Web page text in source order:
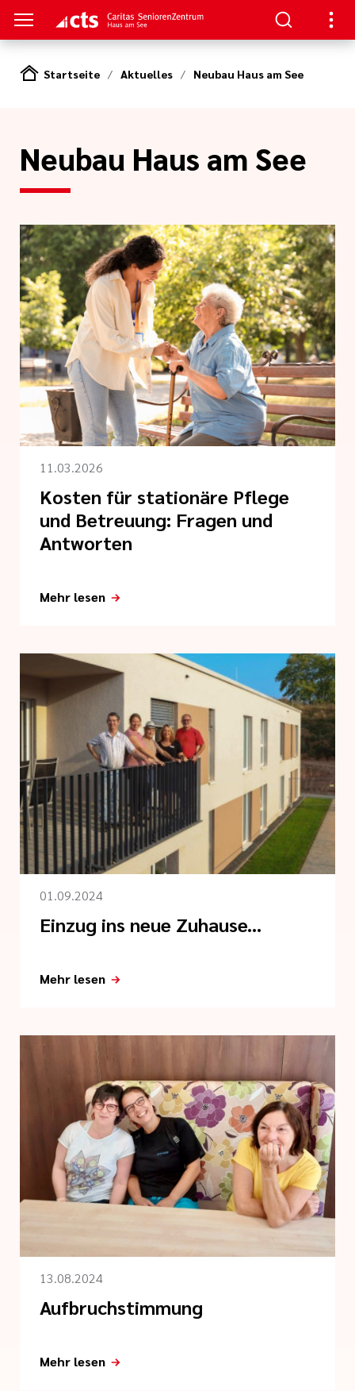
Arbeit
II
Pflege
Preislisten
Startseite Aktuelles Neubau Haus am See
Neubau Haus am See
11.03.2026
Kosten für stationäre Pflege
und Betreuung: Fragen und
Antworten
Mehr lesen
01.09.2024
Einzug ins neue Zuhause...
Mehr lesen
13.08.2024
Aufbruchstimmung
Mehr lesen